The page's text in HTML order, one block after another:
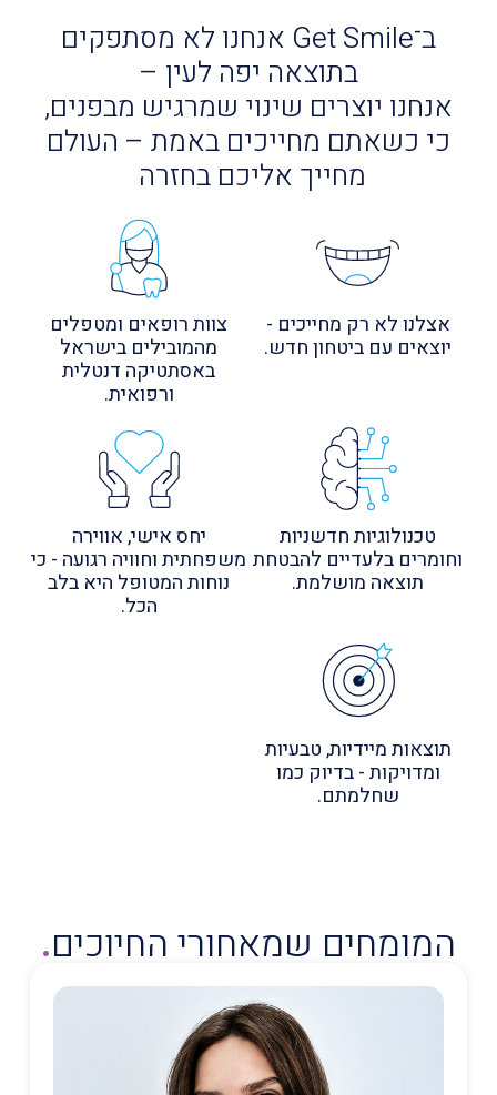
ב־Get Smile אנחנו לא מסתפקים
בתוצאה יפה לעין –
אנחנו יוצרים שינוי שמרגיש מבפנים,
כי כשאתם מחייכים באמת – העולם
מחייך אליכם בחזרה
אצלנו לא רק מחייכים -
יוצאים עם ביטחון חדש.
צוות רופאים ומטפלים
מהמובילים בישראל
באסתטיקה דנטלית
ורפואית.
טכנולוגיות חדשניות
וחומרים בלעדיים להבטחת
תוצאה מושלמת.
יחס אישי, אווירה
משפחתית וחוויה רגועה - כי
נוחות המטופל היא בלב
הכל.
תוצאות מיידיות, טבעיות
ומדויקות - בדיוק כמו
שחלמתם.
המומחים שמאחורי החיוכים.